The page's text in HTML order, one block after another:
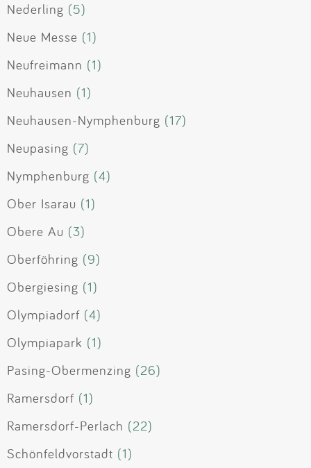
Nederling (5)
Neue Messe (1)
Neufreimann (1)
Neuhausen (1)
Neuhausen-Nymphenburg (17)
Neupasing (7)
Nymphenburg (4)
Ober Isarau (1)
Obere Au (3)
Oberföhring (9)
Obergiesing (1)
Olympiadorf (4)
Olympiapark (1)
Pasing-Obermenzing (26)
Ramersdorf (1)
Ramersdorf-Perlach (22)
Schönfeldvorstadt (1)